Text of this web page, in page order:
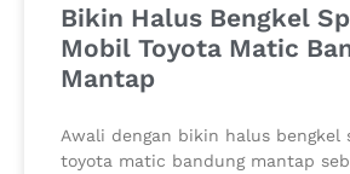
Bikin Halus Bengkel
Mobil Toyota Matic
Mantap
Awali dengan bikin halus bengkel
toyota matic bandung mantap